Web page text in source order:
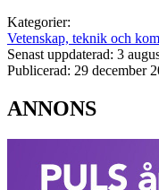
Kategorier:
Vetenskap, teknik och
Senast uppdaterad: 3
Publicerad: 29 december
ANNONS